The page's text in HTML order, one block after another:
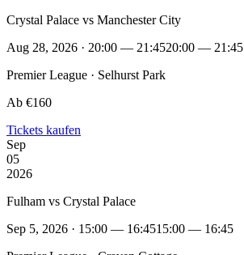
Crystal Palace vs Manchester City
Aug 28, 2026 · 20:00 — 21:4520:00 — 21:45
Premier League · Selhurst Park
Ab €160
Tickets kaufen
Sep
05
2026
Fulham vs Crystal Palace
Sep 5, 2026 · 15:00 — 16:4515:00 — 16:45